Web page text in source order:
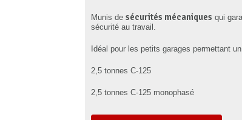
Munis de sécurités mécaniques qui
sécurité au travail.
Idéal pour les petits garages permettant
2,5 tonnes C-125
2,5 tonnes C-125 monophasé